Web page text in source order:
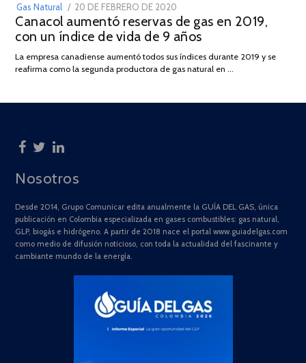
Gas Natural
POSTED
ON
20 DE FEBRERO DE 2020
DE
JULIO
2025
Canacol aumentó reservas de gas en 2019,
con un índice de vida de 9 años
La empresa canadiense aumentó todos sus índices durante 2019 y se
reafirma como la segunda productora de gas natural en …
Nosotros
Desde 2014, Grupo Comunicar edita anualmente la GUÍA DEL GAS, única
publicación en Colombia especializada en gases combustibles: gas natural,
GLP, biogás e hidrógeno. A partir de 2018 nace el portal www.guiadelgas.com
como medio de difusión noticioso, con toda la actualidad del fascinante y
cambiante mundo de la energía.